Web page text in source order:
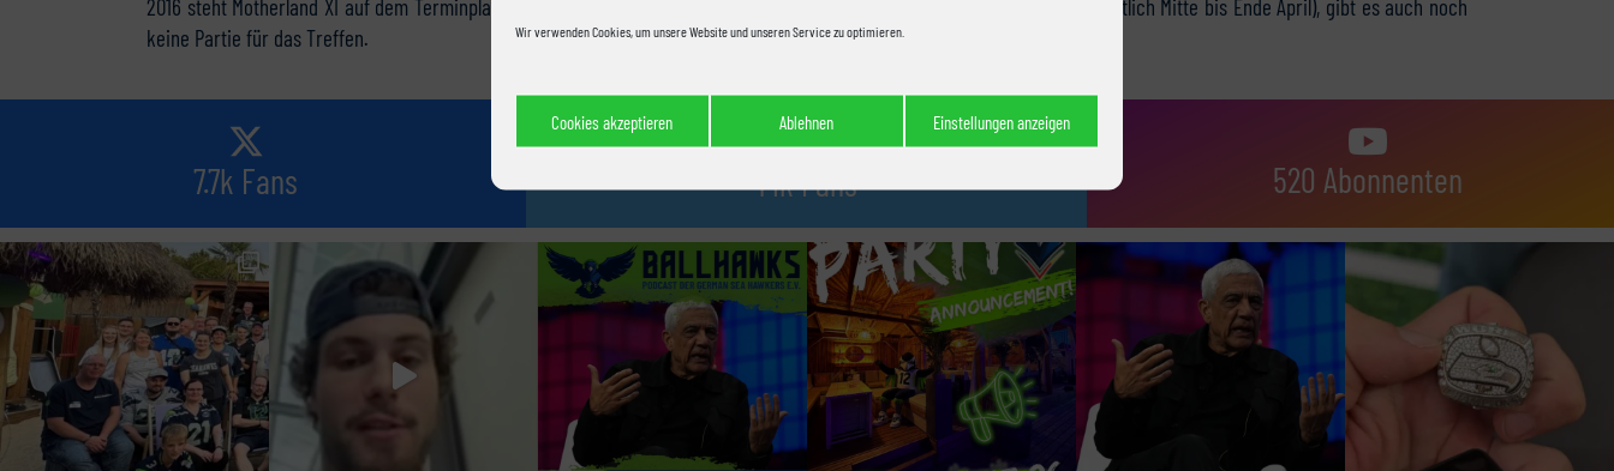
Wir verwenden Cookies, um unsere Website und unseren Service zu optimieren.
Cookies akzeptieren Ablehnen Einstellungen anzeigen
2016 steht Motherland XI auf dem Terminplan. Da die genaue Terminierung des Spielplans noch aussteht (erfolgt voraussichtlich Mitte bis Ende April), gibt es auch noch
keine Partie für das Treffen.
7.7k Fans 14k Fans 520 Abonnenten